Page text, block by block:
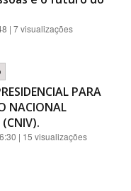
| 7 visualizações
PARA
NACIONAL
(CNIV).
| 15 visualizações